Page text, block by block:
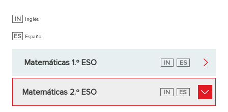
IN Inglés
ES Español
Matemáticas 1.º ESO Inglés
IN Español
ES
Matemáticas 2.º ESO Inglés
IN Español
ES